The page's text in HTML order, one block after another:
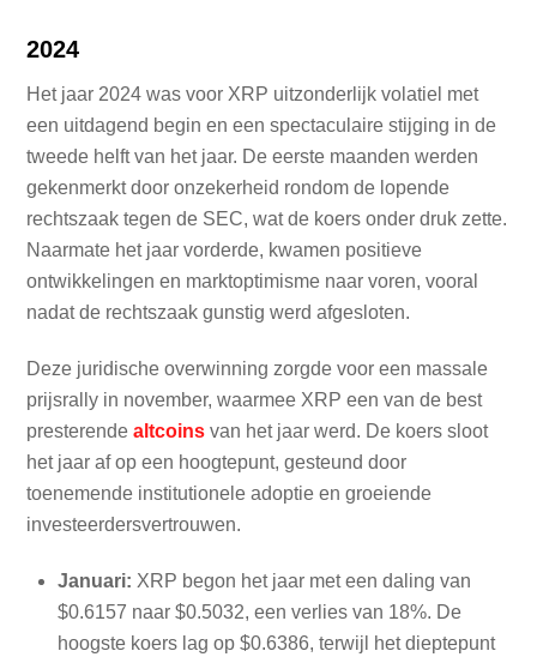
2024
Het jaar 2024 was voor XRP uitzonderlijk volatiel met
een uitdagend begin en een spectaculaire stijging in de
tweede helft van het jaar. De eerste maanden werden
gekenmerkt door onzekerheid rondom de lopende
rechtszaak tegen de SEC, wat de koers onder druk zette.
Naarmate het jaar vorderde, kwamen positieve
ontwikkelingen en marktoptimisme naar voren, vooral
nadat de rechtszaak gunstig werd afgesloten.
Deze juridische overwinning zorgde voor een massale
prijsrally in november, waarmee XRP een van de best
presterendealtcoins van het jaar werd. De koers sloot
het jaar af op een hoogtepunt, gesteund door
toenemende institutionele adoptie en groeiende
investeerdersvertrouwen.
Januari: XRP begon het jaar met een daling van
$0.6157 naar $0.5032, een verlies van 18%. De
hoogste koers lag op $0.6386, terwijl het dieptepunt